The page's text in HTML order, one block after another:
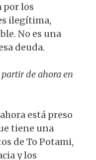
por los
ilegítima,
No es una
deuda.
partir de ahora en
está preso
tiene una
de To Potami,
y los